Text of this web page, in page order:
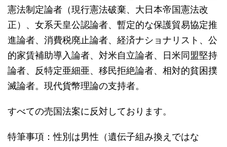
憲法制定論者（現行憲法破棄、大日本帝国憲法改
正）、女系天皇公認論者、暫定的な保護貿易協定推
進論者、消費税廃止論者、経済ナショナリスト、公
的家賃補助導入論者、対米自立論者、日米同盟堅持
論者、反特定亜細亜、移民拒絶論者、相対的貧困撲
滅論者。現代貨幣理論の支持者。
すべての売国法案に反対しております。
特筆事項：性別は男性（遺伝子組み換えではな